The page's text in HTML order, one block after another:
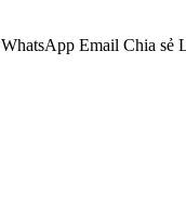
WhatsApp Email Chia sẻ